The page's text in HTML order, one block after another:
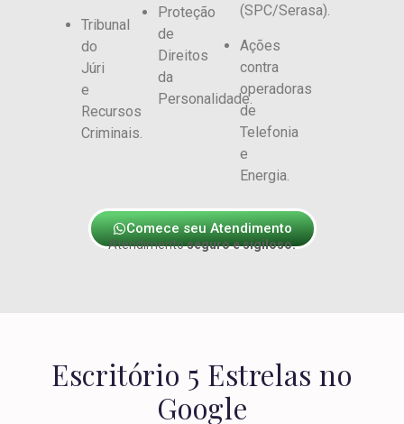
Tribunal
do
Júri
e
Recursos
Criminais.
Proteção
de
Direitos
da
Personalidade.
(SPC/Serasa).
Ações
contra
operadoras
de
Telefonia
e
Energia.
Comece seu Atendimento
Atendimentoseguro e sigiloso.
Escritório 5 Estrelas no
Google